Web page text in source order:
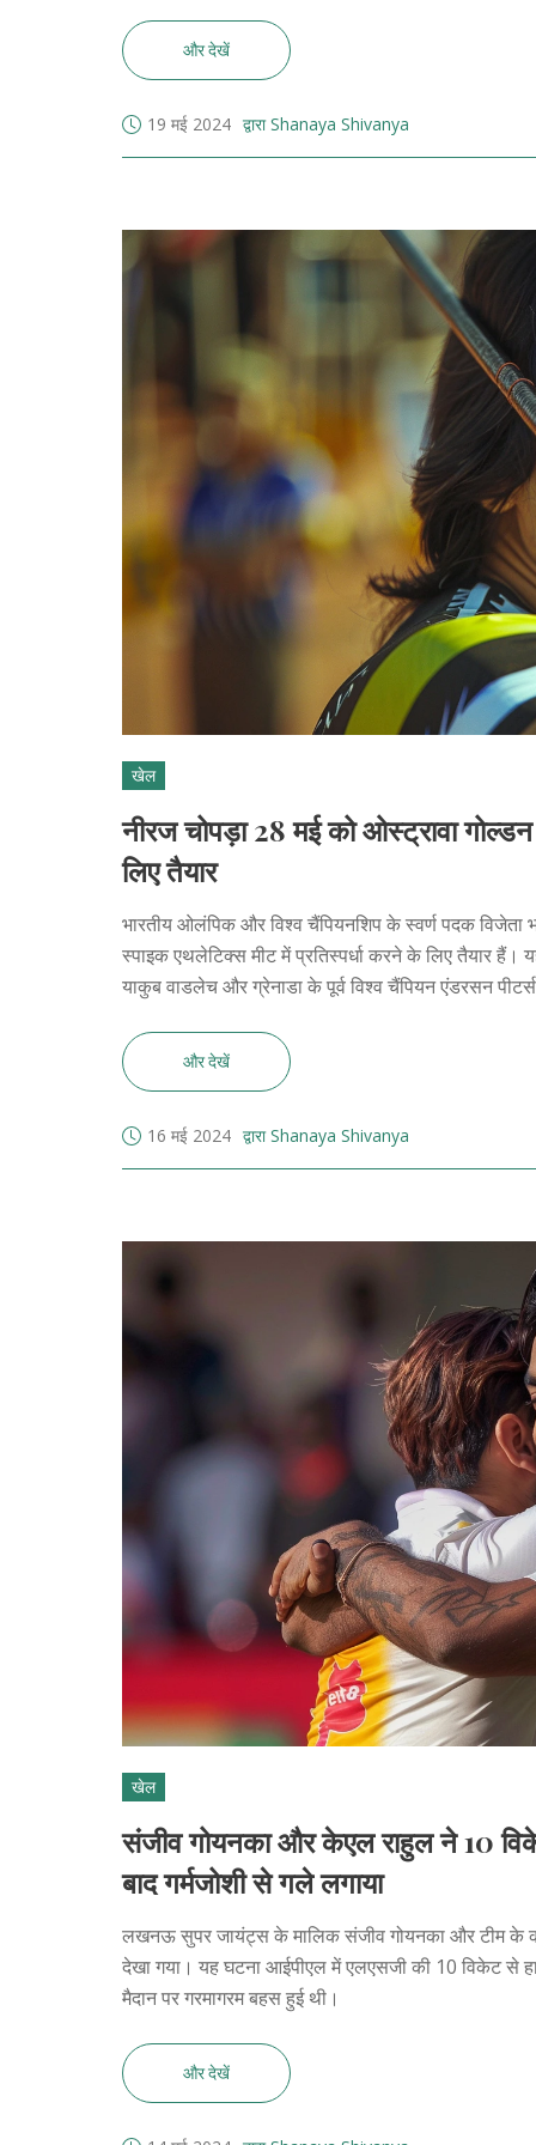
और देखें
19 मई 2024 द्वारा Shanaya Shivanya
खेल
नीरज चोपड़ा 28 मई को ओस्ट्रावा
लिए तैयार
भारतीय ओलंपिक और विश्व चैंपियनशिप के स्वर्ण पदक विजेता
स्पाइक एथलेटिक्स मीट में प्रतिस्पर्धा करने के लिए तैयार हैं।
याकुब वाडलेच और ग्रेनाडा के पूर्व विश्व चैंपियन एंडरसन
और देखें
16 मई 2024 द्वारा Shanaya Shivanya
खेल
संजीव गोयनका और केएल राहुल ने 10
बाद गर्मजोशी से गले लगाया
लखनऊ सुपर जायंट्स के मालिक संजीव गोयनका और टीम के
देखा गया। यह घटना आईपीएल में एलएसजी की 10 विकेट से
मैदान पर गरमागरम बहस हुई थी।
और देखें